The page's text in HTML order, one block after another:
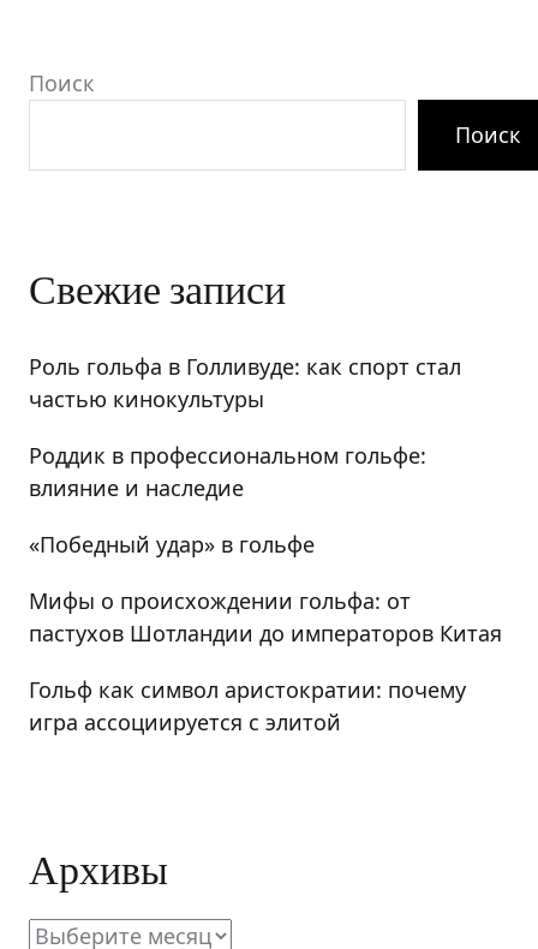
Поиск
Поиск
Свежие записи
Роль гольфа в Голливуде: как спорт стал
частью кинокультуры
Роддик в профессиональном гольфе:
влияние и наследие
«Победный удар» в гольфе
Мифы о происхождении гольфа: от
пастухов Шотландии до императоров Китая
Гольф как символ аристократии: почему
игра ассоциируется с элитой
Архивы
Архивы